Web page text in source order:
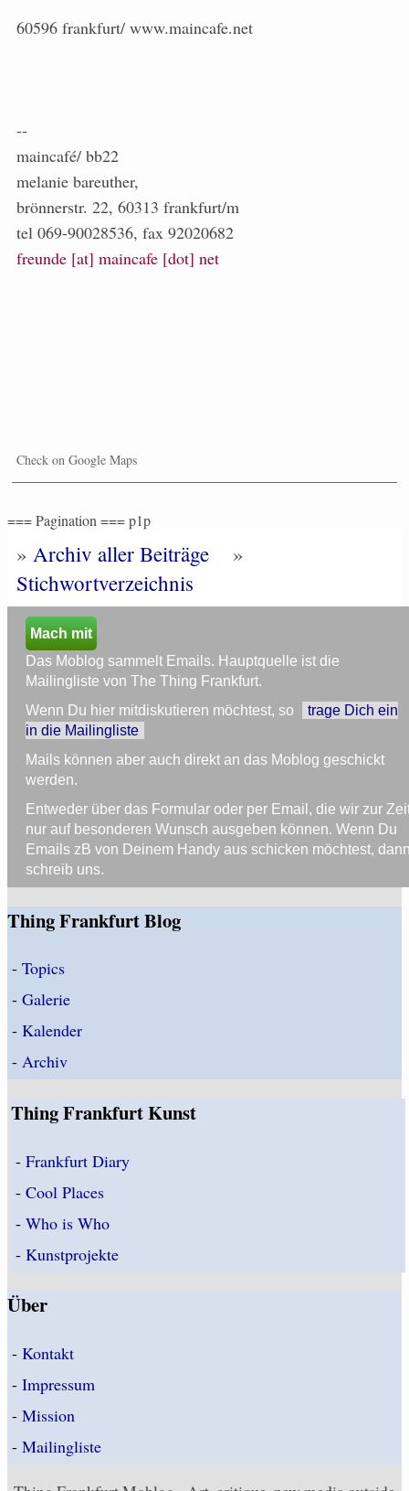
60596 frankfurt/ www.maincafe.net
--
maincafé/ bb22
melanie bareuther,
brönnerstr. 22, 60313 frankfurt/m
tel 069-90028536, fax 92020682
freunde [at] maincafe [dot] net
Check on Google Maps
=== Pagination === p1p
» Archiv aller Beiträge
»
Stichwortverzeichnis
Mach mit
Das Moblog sammelt Emails. Hauptquelle ist die
Mailingliste von The Thing Frankfurt.
Wenn Du hier mitdiskutieren möchtest, so
trage Dich ein
in die Mailingliste
Mails können aber auch direkt an das Moblog geschickt
werden.
Entweder über das Formular oder per Email, die wir zur
nur auf besonderen Wunsch ausgeben können. Wenn Du
Emails zB von Deinem Handy aus schicken möchtest,
schreib uns.
Thing Frankfurt Blog
- Topics
- Galerie
- Kalender
- Archiv
Thing Frankfurt Kunst
-Frankfurt Diary
-Cool Places
-Who is Who
-Kunstprojekte
Über
- Kontakt
- Impressum
- Mission
- Mailingliste